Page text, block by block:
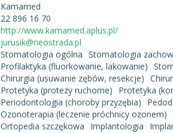
Kamamed
22 896 16 70
http://www.kamamed.aplus.pl/
jurusik@neostrada.pl
Stomatologia ogólna Stomatologia
Profilaktyka (fluorkowanie, lakowanie)
Chirurgia (usuwanie zębów, resekcje)
Protetyka (protezy ruchome)
Protetyka
Periodontologia (choroby przyzębia)
Ozonoterapia (leczenie próchnicy ozonem)
Ortopedia szczękowa
Implantologia